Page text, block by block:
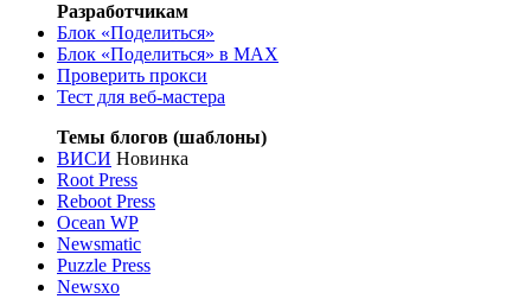
Разработчикам
Блок «Поделиться»
Блок «Поделиться» в MAX
Проверить прокси
Тест для веб-мастера
Темы блогов (шаблоны)
ВИСИ Новинка
Root Press
Reboot Press
Ocean WP
Newsmatic
Puzzle Press
Newsxo